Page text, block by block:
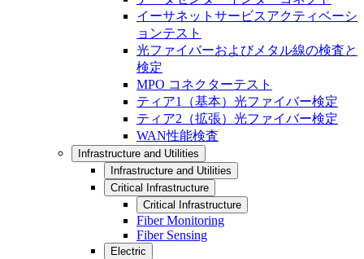
イーサネットサービスアクティベーシ
ョンテスト
光ファイバーおよびメタル線の検査と
検定
MPO コネクターテスト
ティア1（基本）光ファイバー検定
ティア2（拡張）光ファイバー検定
WAN性能検査
Infrastructure and Utilities
Infrastructure and Utilities
Critical Infrastructure
Critical Infrastructure
Fiber Monitoring
Fiber Sensing
Electric